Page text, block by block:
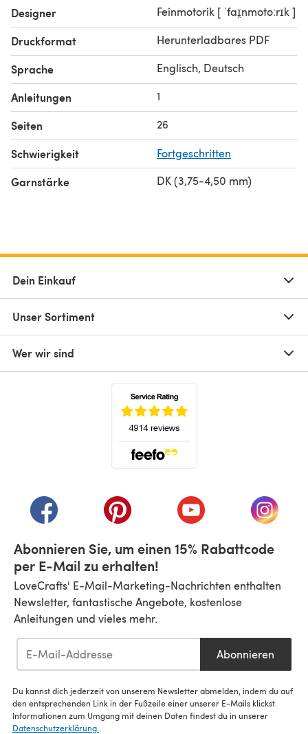
two colours, each colour 300m / 328yds / 150g
colour A 07 Silbergrau
colour B 43 Tannengrün
Used techniques:
knit/purl
stranded knitting
decreases (k2tog, ssk, cdd)
Designer Feinmotorik [ ˈfaɪ̯nmotoːrɪk ]
Druckformat Herunterladbares PDF
Sprache Englisch, Deutsch
Anleitungen 1
Seiten 26
Schwierigkeit Fortgeschritten
Garnstärke DK (3,75-4,50 mm)
Dein Einkauf
Unser Sortiment
Wer wir sind
(öffnet sich in einem neuen Tab)
(öffnet sich in einem neuen Tab)
(öffnet sich in einem
(öffnet
Abonnieren Sie, um einen 15% Rabattcode
per E-Mail zu erhalten!
LoveCrafts' E-Mail-Marketing-Nachrichten enthalten
Newsletter, fantastische Angebote, kostenlose
Anleitungen und vieles mehr.
Abonnieren
Du kannst dich jederzeit von unserem Newsletter abmelden, indem du auf
den entsprechenden Link in der Fußzeile einer unserer E-Mails klickst.
Informationen zum Umgang mit deinen Daten findest du in unserer
Datenschutzerklärung